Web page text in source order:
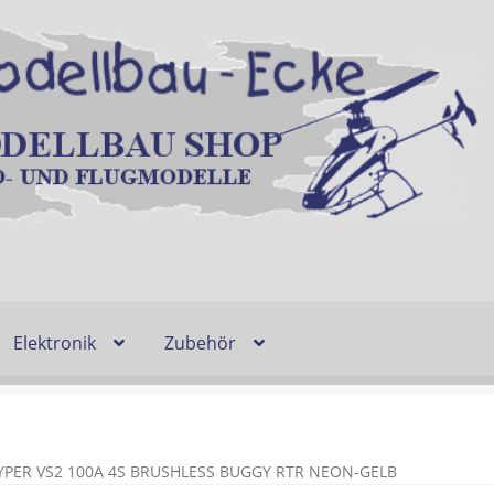
Elektronik Zubehör
Lieferzeit & VerfügbarkeitGutschein
VS2 100A 4S BRUSHLESS BUGGY RTR NEON-GELB